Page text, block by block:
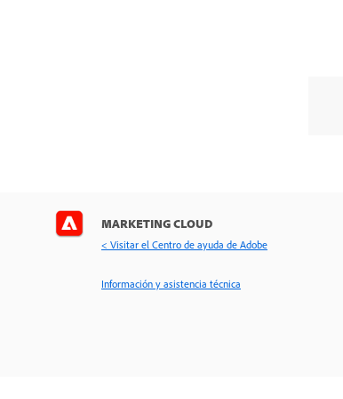
MARKETING CLOUD
< Visitar el Centro de ayuda de Adobe
Información y asistencia técnica